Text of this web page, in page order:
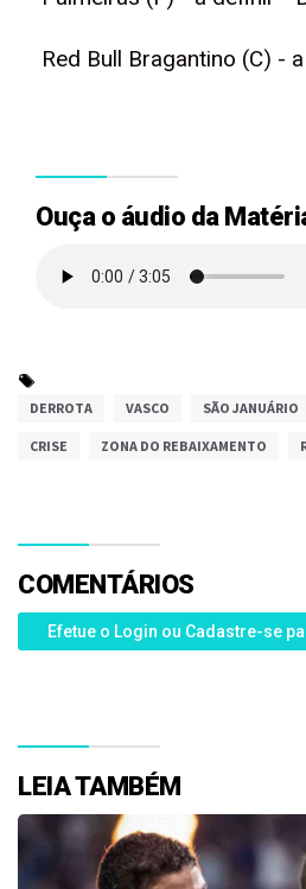
Red Bull Bragantino (C) -
Ouça o áudio da
DERROTA VASCO SÃO JANUÁRIO
CRISE ZONA DO REBAIXAMENTO
COMENTÁRIOS
Efetue o Login ou Cadastre-se
LEIA TAMBÉM